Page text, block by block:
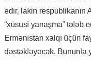
edir, lakin respublikanın
“xüsusi yanaşma” tələb
Ermənistan xalqı üçün
dəstəkləyəcək. Bununla